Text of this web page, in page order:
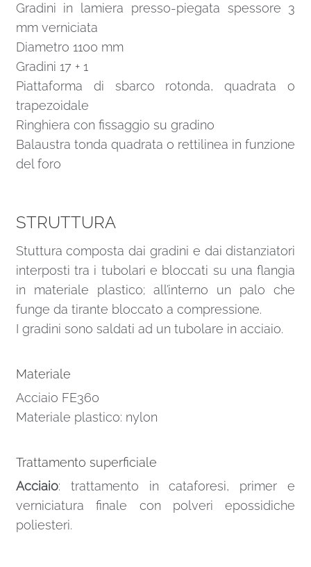
Gradini in lamiera presso-piegata spessore 3
mm verniciata
Diametro 1100 mm
Gradini 17 + 1
Piattaforma di sbarco rotonda, quadrata o
trapezoidale
Ringhiera con fissaggio su gradino
Balaustra tonda quadrata o rettilinea in funzione
del foro
STRUTTURA
Stuttura composta dai gradini e dai distanziatori
interposti tra i tubolari e bloccati su una flangia
in materiale plastico; all’interno un palo che
funge da tirante bloccato a compressione.
I gradini sono saldati ad un tubolare in acciaio.
Materiale
Acciaio FE360
Materiale plastico: nylon
Trattamento superficiale
Acciaio: trattamento in cataforesi, primer e
verniciatura finale con polveri epossidiche
poliesteri.